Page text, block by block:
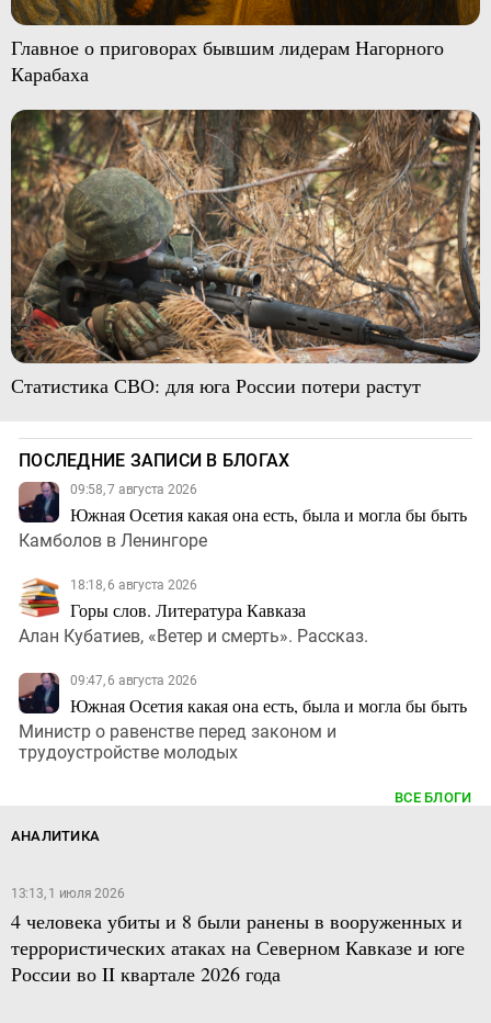
Главное о приговорах бывшим лидерам Нагорного
Карабаха
Статистика СВО: для юга России потери растут
ПОСЛЕДНИЕ ЗАПИСИ В БЛОГАХ
09:58, 7 августа 2026
Южная Осетия какая она есть, была и могла бы быть
Камболов в Ленингоре
18:18, 6 августа 2026
Горы слов. Литература Кавказа
Алан Кубатиев, «Ветер и смерть». Рассказ.
09:47, 6 августа 2026
Южная Осетия какая она есть, была и могла бы быть
Министр о равенстве перед законом и
трудоустройстве молодых
ВСЕ БЛОГИ
АНАЛИТИКА
13:13, 1 июля 2026
4 человека убиты и 8 были ранены в вооруженных и
террористических атаках на Северном Кавказе и юге
России во II квартале 2026 года